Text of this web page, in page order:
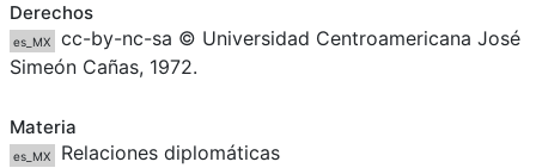
Derechos
es_MX
cc-by-nc-sa © Universidad Centroamericana José
Simeón Cañas, 1972.
Materia
es_MX Relaciones diplomáticas